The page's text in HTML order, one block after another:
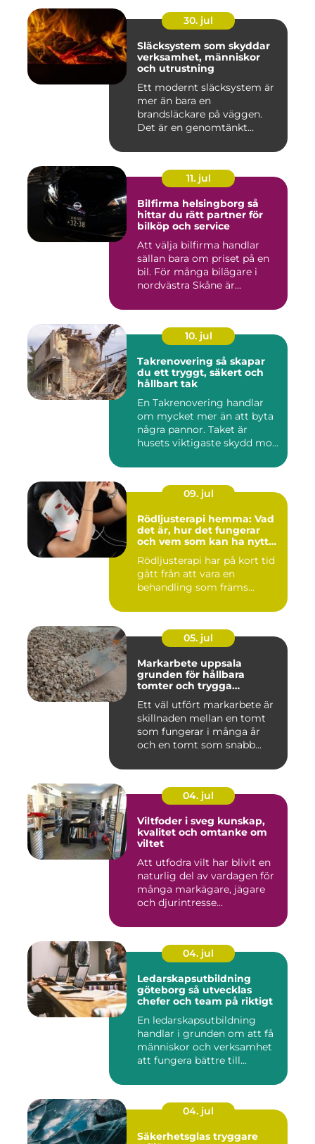
30. jul
Släcksystem som skyddar
verksamhet, människor
och utrustning
Ett modernt släcksystem är
mer än bara en
brandsläckare på väggen.
Det är en genomtänkt
11. jul
Bilfirma helsingborg så
hittar du rätt partner för
bilköp och service
Att välja bilfirma handlar
sällan bara om priset på en
bil. För många bilägare i
nordvästra Skåne är...
10. jul
Takrenovering så skapar
du ett tryggt, säkert och
hållbart tak
En Takrenovering handlar
om mycket mer än att byta
några pannor. Taket är
husets viktigaste skydd mo...
09. jul
Rödljusterapi hemma: Vad
det är, hur det fungerar
och vem som kan ha nytta
Rödljusterapi har på kort tid
gått från att vara en
behandling som främs...
05. jul
Markarbete uppsala
grunden för hållbara
tomter och trygga
Ett väl utfört markarbete är
skillnaden mellan en tomt
som fungerar i många år
och en tomt som snabb...
04. jul
Viltfoder i sveg kunskap,
kvalitet och omtanke om
viltet
Att utfodra vilt har blivit en
naturlig del av vardagen för
många markägare, jägare
och djurintresse...
04. jul
Ledarskapsutbildning
göteborg så utvecklas
chefer och team på riktigt
En ledarskapsutbildning
handlar i grunden om att få
människor och verksamhet
att fungera bättre till...
04. jul
Säkerhetsglas tryggare